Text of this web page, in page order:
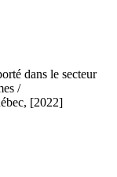
dans le secteur
/
[2022]